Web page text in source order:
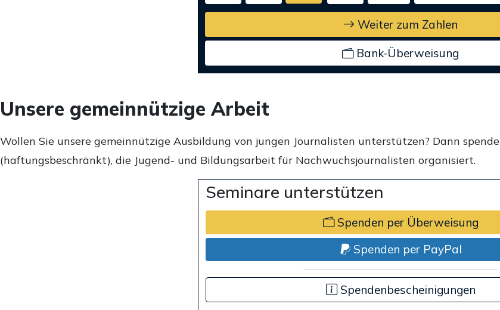
Weiter zum Zahlen
Bank-Überweisung
Unsere gemeinnützige Arbeit
Wollen Sie unsere gemeinnützige Ausbildung von jungen Journalisten unterstützen? Dann
(haftungsbeschränkt), die Jugend- und Bildungsarbeit für Nachwuchsjournalisten organisiert.
Seminare unterstützen
Spenden per Überweisung
Spenden per PayPal
Spendenbescheinigungen